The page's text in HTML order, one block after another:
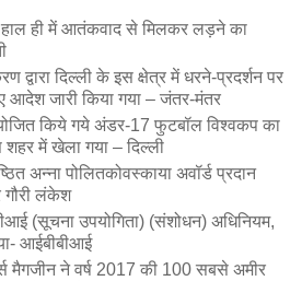
ही में आतंकवाद से मिलकर लड़ने का
द्वारा दिल्ली के इस क्षेत्र में धरने-प्रदर्शन पर
आदेश जारी किया गया – जंतर-मंतर
किये गये अंडर-17 फुटबॉल विश्वकप का
में खेला गया – दिल्ली
अन्ना पोलितकोवस्काया अवॉर्ड प्रदान
गौरी लंकेश
(सूचना उपयोगिता) (संशोधन) अधिनियम,
आईबीबीआई
मैगजीन ने वर्ष 2017 की 100 सबसे अमीर